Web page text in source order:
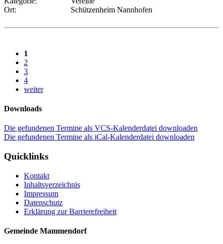
Ort:
Schützenheim Nannhofen
1
2
3
4
weiter
Downloads
Die gefundenen Termine als VCS-Kalenderdatei downloaden
Die gefundenen Termine als iCal-Kalenderdatei downloaden
Quicklinks
Kontakt
Inhaltsverzeichnis
Impressum
Datenschutz
Erklärung zur Barrierefreiheit
Gemeinde Mammendorf